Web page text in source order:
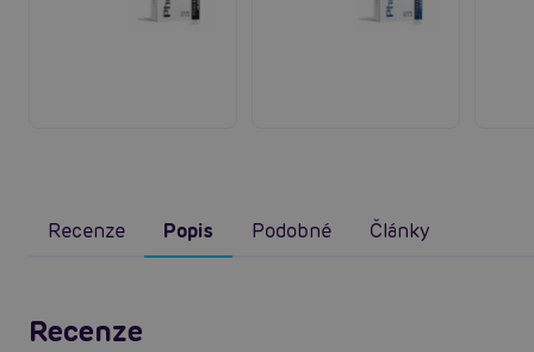
Recenze Popis Podobné Články
Recenze